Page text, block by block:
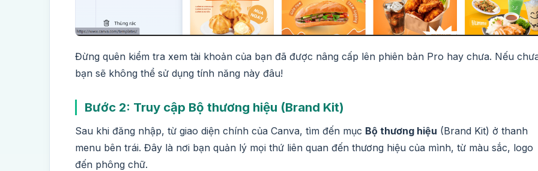
Đừng quên kiểm tra xem tài khoản của bạn đã được nâng cấp lên phiên bản Pro hay chưa. Nếu
bạn sẽ không thể sử dụng tính năng này đâu!
Bước 2: Truy cập Bộ thương hiệu (Brand Kit)
Sau khi đăng nhập, từ giao diện chính của Canva, tìm đến mục Bộ thương hiệu (Brand Kit) ở thanh
menu bên trái. Đây là nơi bạn quản lý mọi thứ liên quan đến thương hiệu của mình, từ màu sắc, logo
đến phông chữ.